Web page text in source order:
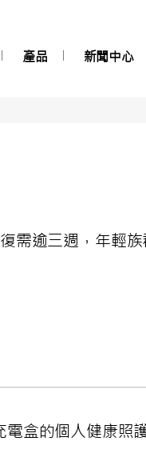
產品 新聞中心
需逾三週，年輕
電盒的個人健康照